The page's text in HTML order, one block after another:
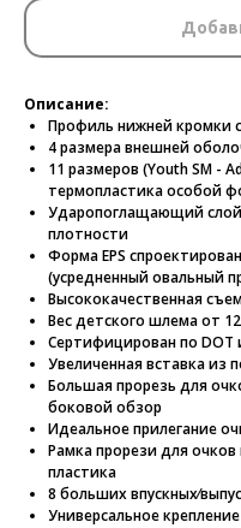
Описание:
Профиль нижней кромки
4 размера внешней
11 размеров (Youth SM -
термопластика особой
Ударопоглащающий слой
плотности
Форма EPS
(усредненный овальный
Высококачественная
Вес детского шлема от
Сертифицирован по DOT и
Увеличенная вставка из
Большая прорезь для
боковой обзор
Идеальное прилегание
Рамка прорези для очков
пластика
8 больших
Универсальное